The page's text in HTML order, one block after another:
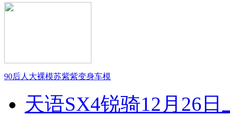
90后人大裸模苏紫紫变身车模
天语SX4锐骑12月26